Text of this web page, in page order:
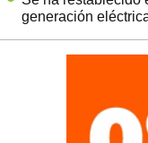
generación